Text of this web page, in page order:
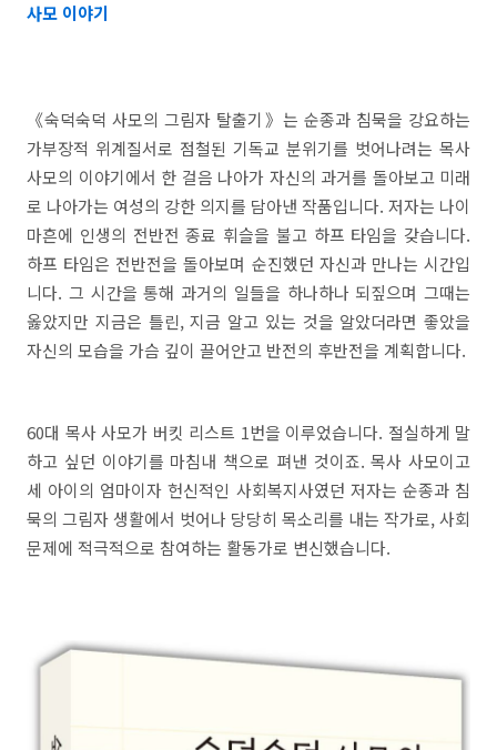
사모 이야기
《숙덕숙덕 사모의 그림자 탈출기》는 순종과 침묵을 강요하는
가부장적 위계질서로 점철된 기독교 분위기를 벗어나려는 목사
사모의 이야기에서 한 걸음 나아가 자신의 과거를 돌아보고 미래
로 나아가는 여성의 강한 의지를 담아낸 작품입니다. 저자는 나이
마흔에 인생의 전반전 종료 휘슬을 불고 하프 타임을 갖습니다.
하프 타임은 전반전을 돌아보며 순진했던 자신과 만나는 시간입
니다. 그 시간을 통해 과거의 일들을 하나하나 되짚으며 그때는
옳았지만 지금은 틀린, 지금 알고 있는 것을 알았더라면 좋았을
자신의 모습을 가슴 깊이 끌어안고 반전의 후반전을 계획합니다.
60대 목사 사모가 버킷 리스트 1번을 이루었습니다. 절실하게 말
하고 싶던 이야기를 마침내 책으로 펴낸 것이죠. 목사 사모이고
세 아이의 엄마이자 헌신적인 사회복지사였던 저자는 순종과 침
묵의 그림자 생활에서 벗어나 당당히 목소리를 내는 작가로, 사회
문제에 적극적으로 참여하는 활동가로 변신했습니다.